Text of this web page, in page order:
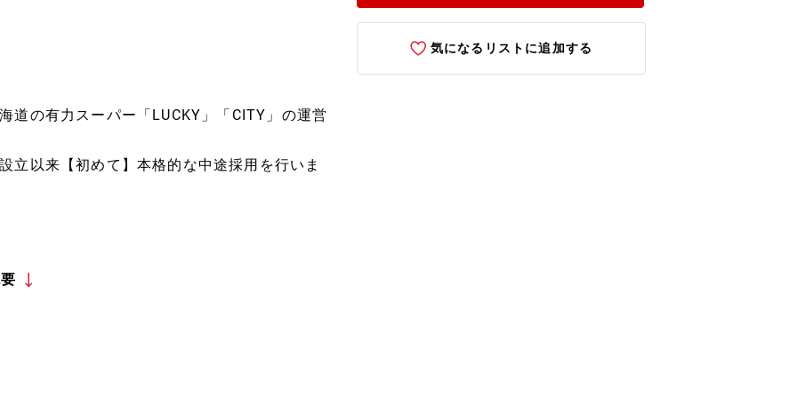
道の有力スーパー「LUCKY」「CITY」の運営
立以来【初めて】本格的な中途採用を行いま
気になるリストに追加する